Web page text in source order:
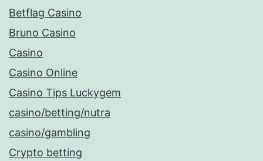
Betflag Casino
Bruno Casino
Casino
Casino Online
Casino Tips Luckygem
casino/betting/nutra
casino/gambling
Crypto betting